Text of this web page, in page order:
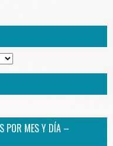
POR MES Y DÍA –